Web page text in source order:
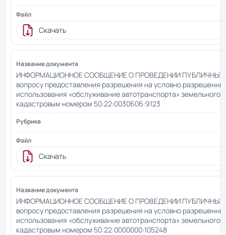
Скачать
ИНФОРМАЦИОННОЕ СООБЩЕНИЕ О ПРОВЕДЕНИИ
вопросу предоставления разрешения на условно
использования «обслуживание автотранспорта» земельного
кадастровым номером 50:22:0030606:9123
Скачать
ИНФОРМАЦИОННОЕ СООБЩЕНИЕ О ПРОВЕДЕНИИ
вопросу предоставления разрешения на условно
использования «обслуживание автотранспорта» земельного
кадастровым номером 50:22:0000000:105248